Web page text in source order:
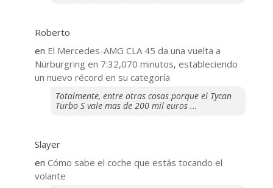
Roberto
en El Mercedes-AMG CLA 45 da una vuelta a
Nürburgring en 7:32,070 minutos, estableciendo
un nuevo récord en su categoría
Totalmente, entre otras cosas porque el Tycan
Turbo S vale mas de 200 mil euros ...
Slayer
en ​Cómo sabe el coche que estás tocando el
volante